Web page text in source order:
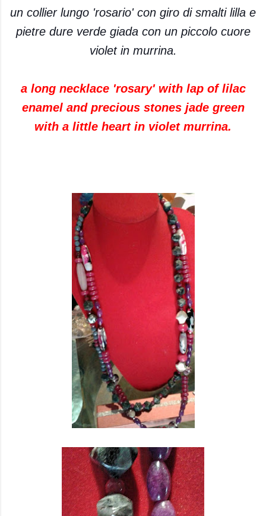
un collier lungo 'rosario' con giro di smalti lilla e
pietre dure verde giada con un piccolo cuore
violet in murrina.
a long necklace 'rosary' with lap of lilac
enamel and precious stones jade green
with a little heart in violet murrina.